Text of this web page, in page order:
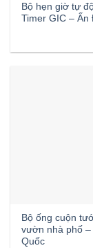
Bộ hẹn giờ tự
Timer GIC – Ấn
Bộ ống cuộn
vườn nhà phố –
Quốc